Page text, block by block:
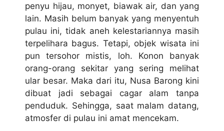
penyu hijau, monyet, biawak air, dan yang
lain. Masih belum banyak yang menyentuh
pulau ini, tidak aneh kelestariannya masih
terpelihara bagus. Tetapi, objek wisata ini
pun tersohor mistis, loh. Konon banyak
orang-orang sekitar yang sering melihat
ular besar. Maka dari itu, Nusa Barong kini
dibuat jadi sebagai cagar alam tanpa
penduduk. Sehingga, saat malam datang,
atmosfer di pulau ini amat mencekam.